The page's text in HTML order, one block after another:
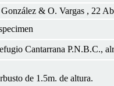
González & O. Vargas , 22
Cantarrana P.N.B.C.,
de 1.5m. de altura.